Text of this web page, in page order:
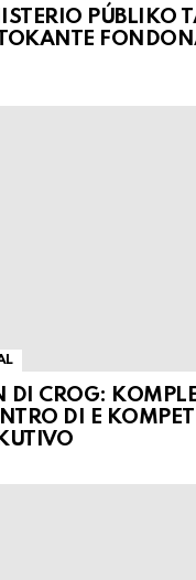
PÚBLIKO
DI CROG:
DI E